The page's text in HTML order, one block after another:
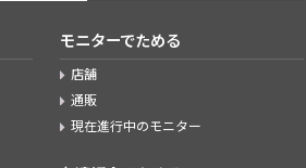
モニターでためる
店舗
通販
現在進行中のモニター